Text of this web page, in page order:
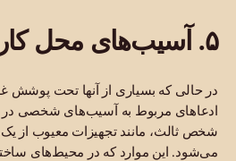
۵. آسیب‌های محل کار
در حالی که بسیاری از آنها تحت پوشش
ادعاهای مربوط به آسیب‌های شخصی
شخص ثالث، مانند تجهیزات معیوب از یک
می‌شود. این موارد که در محیط‌های